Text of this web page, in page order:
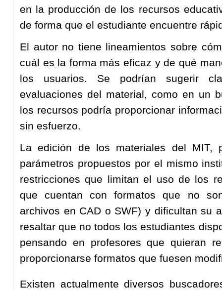
en la producción de los recursos
de forma que el estudiante encuentre
El autor no tiene lineamientos sobre
cuál es la forma más eficaz y de qué
los usuarios. Se podrían sugerir
evaluaciones del material, como en un
los recursos podría proporcionar
sin esfuerzo.
La edición de los materiales del MIT,
parámetros propuestos por el mismo
restricciones que limitan el uso de los
que cuentan con formatos que no
archivos en CAD o SWF) y dificultan su
resaltar que no todos los estudiantes
pensando en profesores que quieran
proporcionarse formatos que fuesen
Existen actualmente diversos